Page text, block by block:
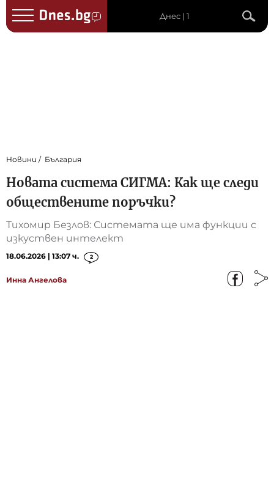
Днес | 1
Новини България
Новата система СИГМА: Как ще следи
обществените поръчки?
Тихомир Безлов: Системата ще има функции с
изкуствен интелект
18.06.2026 | 13:07 ч. 2
Инна Ангелова